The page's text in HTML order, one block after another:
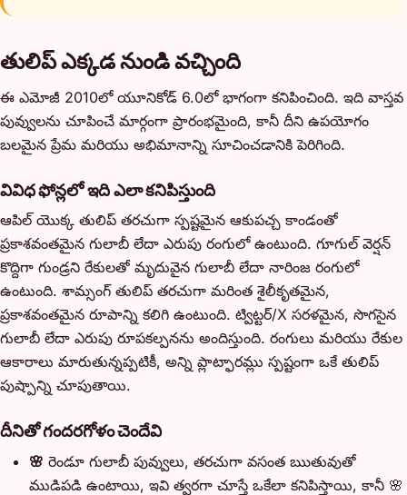
తులిప్ ఎక్కడ నుండి వచ్చింది
ఈ ఎమోజీ 2010లో యూనికోడ్ 6.0లో భాగంగా కనిపించింది. ఇది వాస్తవ
పువ్వులను చూపించే మార్గంగా ప్రారంభమైంది, కానీ దీని ఉపయోగం
బలమైన ప్రేమ మరియు అభిమానాన్ని సూచించడానికి పెరిగింది.
వివిధ ఫోన్లలో ఇది ఎలా కనిపిస్తుంది
ఆపిల్ యొక్క తులిప్ తరచుగా స్పష్టమైన ఆకుపచ్చ కాండంతో
ప్రకాశవంతమైన గులాబీ లేదా ఎరుపు రంగులో ఉంటుంది. గూగుల్ వెర్షన్
కొద్దిగా గుండ్రని రేకులతో మృదువైన గులాబీ లేదా నారింజ రంగులో
ఉంటుంది. శామ్సంగ్ తులిప్ తరచుగా మరింత శైలీకృతమైన,
ప్రకాశవంతమైన రూపాన్ని కలిగి ఉంటుంది. ట్విట్టర్/X సరళమైన, సొగసైన
గులాబీ లేదా ఎరుపు రూపకల్పనను అందిస్తుంది. రంగులు మరియు రేకుల
ఆకారాలు మారుతున్నప్పటికీ, అన్ని ప్లాట్ఫారమ్లు స్పష్టంగా ఒకే తులిప్
పుష్పాన్ని చూపుతాయి.
దీనితో గందరగోళం చెందేవి
🌸 రెండూ గులాబీ పువ్వులు, తరచుగా వసంత ఋతువుతో
ముడిపడి ఉంటాయి, ఇవి త్వరగా చూస్తే ఒకేలా కనిపిస్తాయి, కానీ 🌸